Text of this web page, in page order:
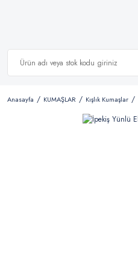
Anasayfa KUMAŞLAR Kışlık Kumaşlar